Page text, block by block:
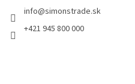
info@simonstrade.sk
+421 945 800 000